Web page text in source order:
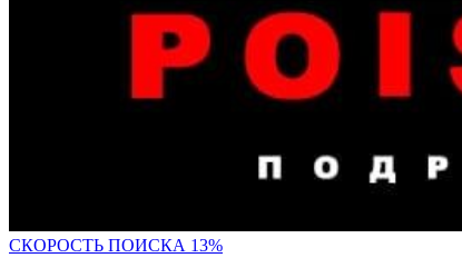
СКОРОСТЬ ПОИСКА 13%